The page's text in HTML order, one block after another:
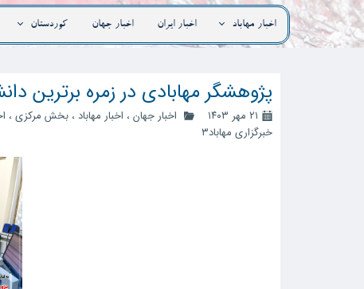
اخبار مهاباد اخبار ایران اخبار جهان کوردستان
پژوهشگر مهابادی در زمره برترین
۲۱ مهر ۱۴۰۳ اخبار جهان ، اخبار مهاباد ،بخش مرکزی ،
خبرگزاری مهاباد۳